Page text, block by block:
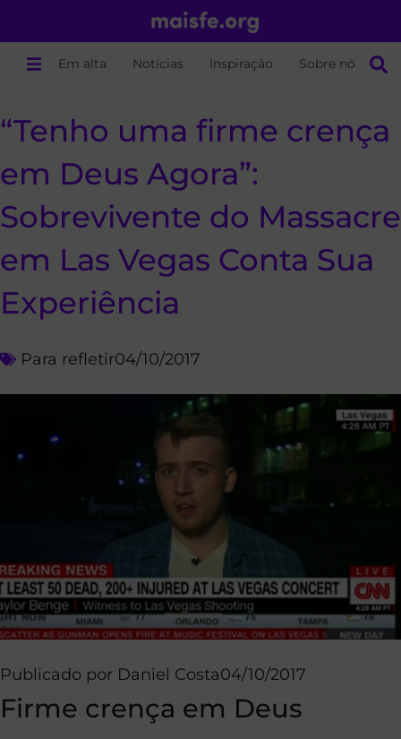
Em alta Notícias Inspiração Sobre nós
“Tenho uma firme crença
em Deus Agora”:
Sobrevivente do Massacre
em Las Vegas Conta Sua
Experiência
Para refletir04/10/2017
Publicado por Daniel Costa04/10/2017
Firme crença em Deus